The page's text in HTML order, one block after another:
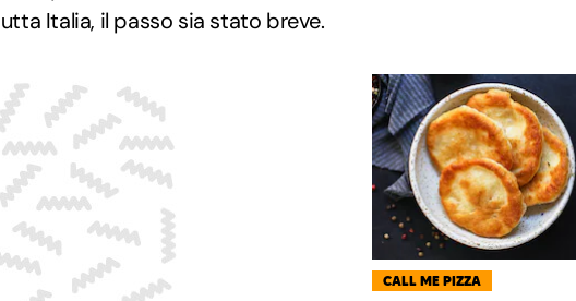
Italia, il passo sia stato breve.
CALL ME PIZZA